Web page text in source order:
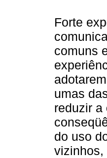
Forte
comuns
umas
reduzir a
do uso
vizinhos,